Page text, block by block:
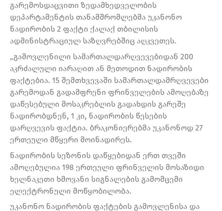
გარემოსდაცვითი ზედამხედველობის
დეპარტამენტის თანამშრომლებმა უკანონო
ნადირობის 2 ფაქტი ქალაქ თბილისის
ადმინისტრაციულ საზღვრებშიც აღკვეთეს.
„გამოვლენილი სამართალდარღვევებიდან 200
აკრძალული იარაღით ან მეთოდით ნადირობის
ფაქტებია. 15 შემთხვევაში სამართალდამრღვევები
გარემოდან გადამფრენი ფრინველების ამოღებაზე
დაწესებული მოსაკრებლის გადახდის გარეშე
ნადირობდნენ, 1 კი, ნადირობის წესების
დარღვევის ფაქტია. ბრაკონიერებმა უკანონოდ 27
ერთეული მწყერი მოინადირეს.
ნადირობის სეზონის დაწყებიდან ერთ თვეში
ამოღებულია 198 ერთეული ფრინველის მოსაზიდი
ხელნაკეთი ხმოვანი სიგნალების გამომცემი
ელექტრონული მოწყობილობა.
უკანონო ნადირობის ფაქტების გამოვლენისა და